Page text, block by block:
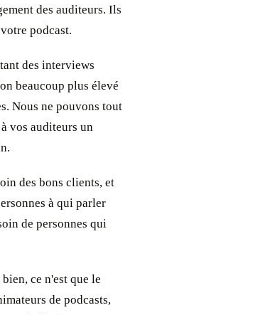
des auditeurs. Ils
podcast.
des interviews
beaucoup plus élevé
Nous ne pouvons tout
vos auditeurs un
des bons clients, et
à qui parler
de personnes qui
ce n'est que le
de podcasts,